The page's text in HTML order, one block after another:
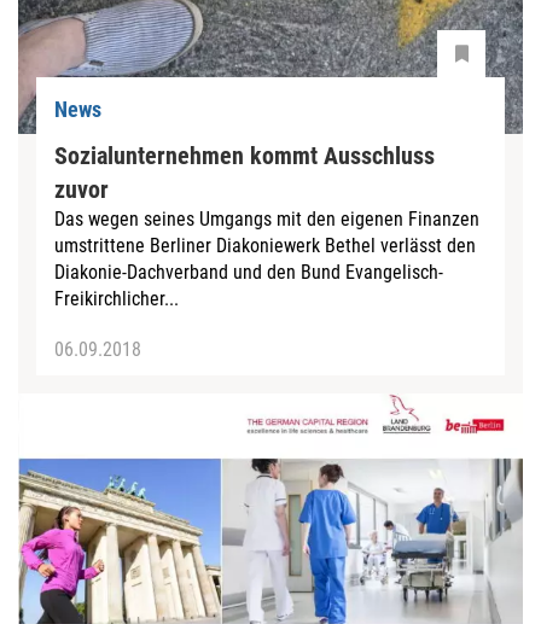
News
Sozialunternehmen kommt Ausschluss
zuvor
Das wegen seines Umgangs mit den eigenen Finanzen
umstrittene Berliner Diakoniewerk Bethel verlässt den
Diakonie-Dachverband und den Bund Evangelisch-
Freikirchlicher...
06.09.2018